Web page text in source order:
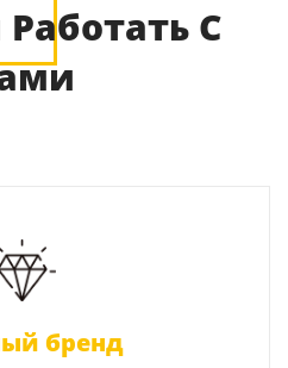
С
бренд